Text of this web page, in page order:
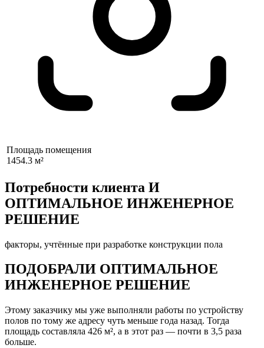
Площадь помещения
1454.3 м²
Потребности клиента И
ОПТИМАЛЬНОЕ ИНЖЕНЕРНОЕ
РЕШЕНИЕ
факторы, учтённые при разработке конструкции пола
ПОДОБРАЛИ ОПТИМАЛЬНОЕ
ИНЖЕНЕРНОЕ РЕШЕНИЕ
Этому заказчику мы уже выполняли работы по устройству
полов по тому же адресу чуть меньше года назад. Тогда
площадь составляла 426 м², а в этот раз — почти в 3,5 раза
больше.